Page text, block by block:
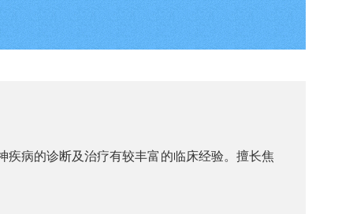
病的诊断及治疗有较丰富的临床经验。擅长焦